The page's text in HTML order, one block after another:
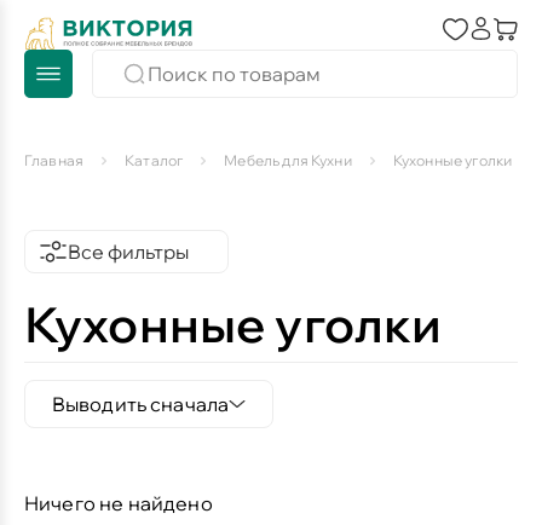
Главная Каталог Мебель для Кухни Кухонные уголки
Все фильтры
Кухонные уголки
Выводить сначала
Ничего не найдено